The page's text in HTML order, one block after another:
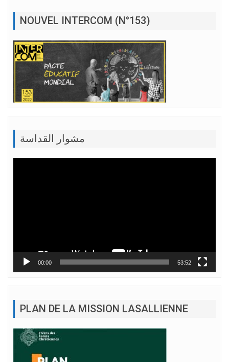
NOUVEL INTERCOM (N°153)
مشوار القداسة
00:00 53:52
PLAN DE LA MISSION LASALLIENNE